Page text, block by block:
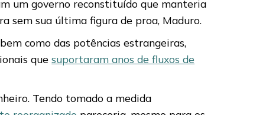
um governo reconstituído que manteria
sem sua última figura de proa, Maduro.
como das potências estrangeiras,
quesuportaram anos de fluxos de
Tendo tomado a medida